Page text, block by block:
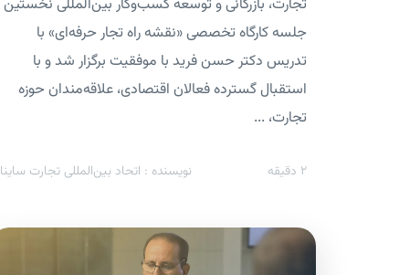
تجارت، بازرگانی و توسعه کسب‌وکار بین‌المللی نخستین
جلسه کارگاه تخصصی «نقشه راه تجار حرفه‌ای» با
تدریس دکتر حسن فرید با موفقیت برگزار شد و با
استقبال گسترده فعالان اقتصادی، علاقه‌مندان حوزه
تجارت، ...
2 دقیقه نویسنده : اتحاد بین‌المللی تجارت ساینا